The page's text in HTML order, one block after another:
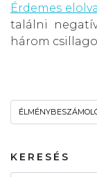
Érdemes
találni
három
KERESÉS